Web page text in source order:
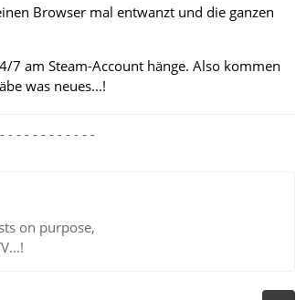
Browser mal entwanzt und die ganzen
7 am Steam-Account hänge. Also kommen
was neues...!
- - - - - - - - - - -
on purpose,